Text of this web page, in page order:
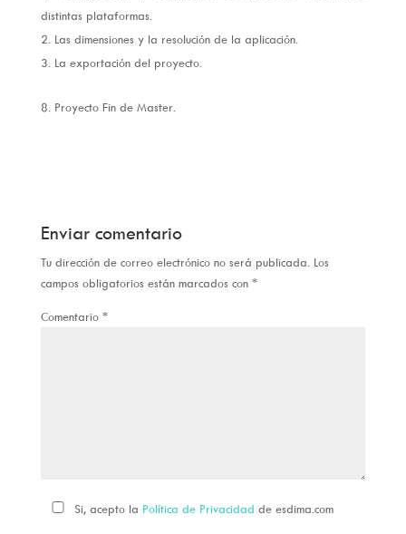
distintas plataformas.
Las dimensiones y la resolución de la aplicación.
La exportación del proyecto.
Proyecto Fin de Master.
Enviar comentario
Tu dirección de correo electrónico no será publicada. Los
campos obligatorios están marcados con *
Comentario *
Si, acepto la Política de Privacidad de esdima.com